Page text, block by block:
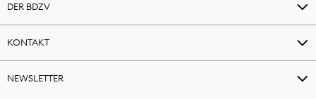
DER BDZV
KONTAKT
NEWSLETTER